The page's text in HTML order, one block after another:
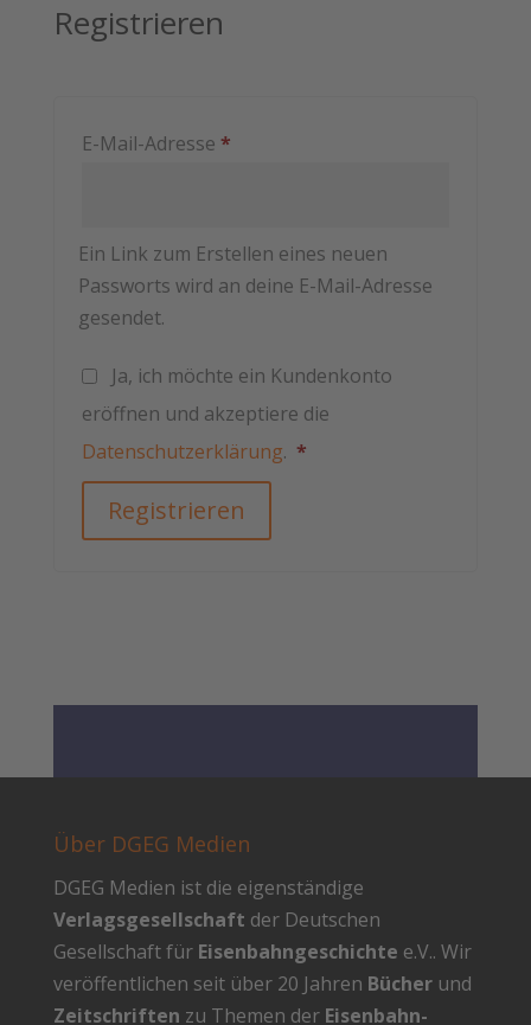
Registrieren
E-Mail-Adresse *Erforderlich
Ein Link zum Erstellen eines neuen
Passworts wird an deine E-Mail-Adresse
gesendet.
Ja, ich möchte ein Kundenkonto
eröffnen und akzeptiere die
Datenschutzerklärung. *Erforderlich
Registrieren
Über DGEG Medien
DGEG Medien ist die eigenständige
Verlagsgesellschaft der Deutschen
Gesellschaft für Eisenbahngeschichte e.V.. Wir
veröffentlichen seit über 20 Jahren Bücherund
Zeitschriften zu Themen der Eisenbahn-